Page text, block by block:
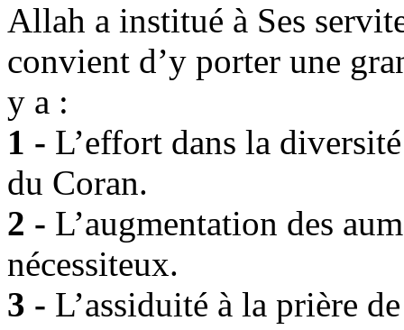
Allah a institué à Ses
convient d’y porter une
y a :
1 - L’effort dans la
du Coran.
2 - L’augmentation des
nécessiteux.
3 - L’assiduité à la prière